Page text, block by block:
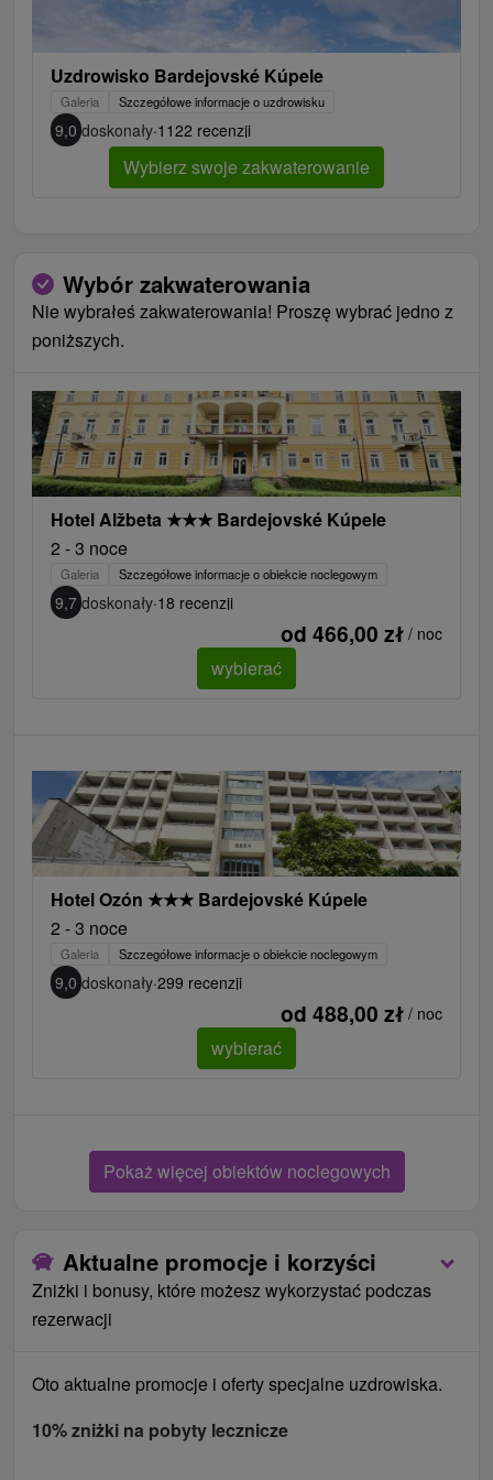
Uzdrowisko Bardejovské Kúpele
Galeria Szczegółowe informacje o uzdrowisku
9,0 doskonały·1122 recenzji
Wybierz swoje zakwaterowanie
Wybór zakwaterowania
Nie wybrałeś zakwaterowania! Proszę wybrać jedno z
poniższych.
Hotel Alžbeta ★★★ Bardejovské Kúpele
2 - 3 noce
Galeria Szczegółowe informacje o obiekcie noclegowym
9,7 doskonały·18 recenzji
od 466,00 zł / noc
wybierać
Hotel Ozón ★★★ Bardejovské Kúpele
2 - 3 noce
Galeria Szczegółowe informacje o obiekcie noclegowym
9,0 doskonały·299 recenzji
od 488,00 zł / noc
wybierać
Pokaż więcej obiektów noclegowych
Aktualne promocje i korzyści
Zniżki i bonusy, które możesz wykorzystać podczas
rezerwacji
Oto aktualne promocje i oferty specjalne uzdrowiska.
10% zniżki na pobyty lecznicze